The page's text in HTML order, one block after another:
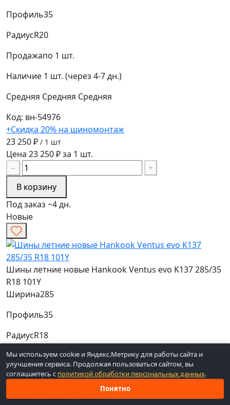
Профиль35
РадиусR20
Продажапо 1 шт.
Наличие 1 шт. (через 4-7 дн.)
Средняя Средняя Средняя
Код: вн-54976
+Скидка 20% на шиномонтаж
23 250 ₽ / 1 шт
Цена 23 250 ₽ за 1 шт.
−
+
В корзину
Под заказ ~4 дн.
Новые
Шины летние новые Hankook Ventus evo K137 285/35
R18 101Y
Ширина285
Профиль35
РадиусR18
Продажапо 1 шт.
Наличие4 шт. (через 3-5 дн.)
СредняяСредняяСредняя
Мы используем cookie и Яндекс.Метрику для работы сайта и
улучшения сервиса. Продолжая пользоваться сайтом, вы
соглашаетесь с политикой обработки персональных данных.
Понятно